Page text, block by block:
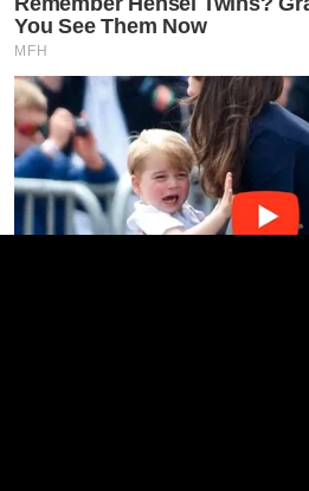
You See Them Now
MFH